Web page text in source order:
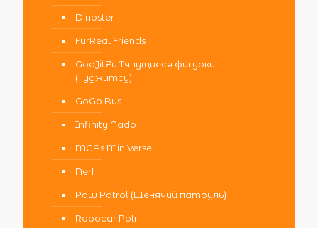
Dinoster
FurReal Friends
GooJitZu Тянущиеся фигурки
(Гуджитсу)
GoGo Bus
Infinity Nado
MGAs MiniVerse
Nerf
Paw Patrol (Щенячий патруль)
Robocar Poli